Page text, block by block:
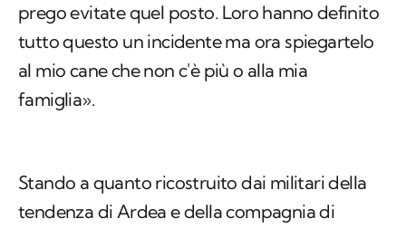
prego evitate quel posto. Loro hanno definito
tutto questo un incidente ma ora spiegartelo
al mio cane che non c'è più o alla mia
famiglia».
Stando a quanto ricostruito dai militari della
tendenza di Ardea e della compagnia di